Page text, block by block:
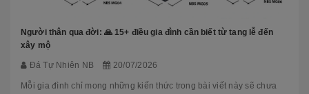
Người thân qua đời: 🙏 15+ điều gia đình cần biết từ tang lễ đến
xây mộ
Đá Tự Nhiên NB 20/07/2026
Mỗi gia đình chỉ mong những kiến thức trong bài viết này sẽ chưa